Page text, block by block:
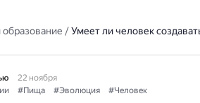
образование /Умеет ли человек
22 ноября
#Пища #Эволюция #Человек